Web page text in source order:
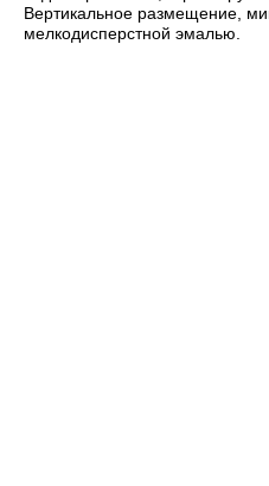
Вертикальное размещение,
мелкодисперстной эмалью.